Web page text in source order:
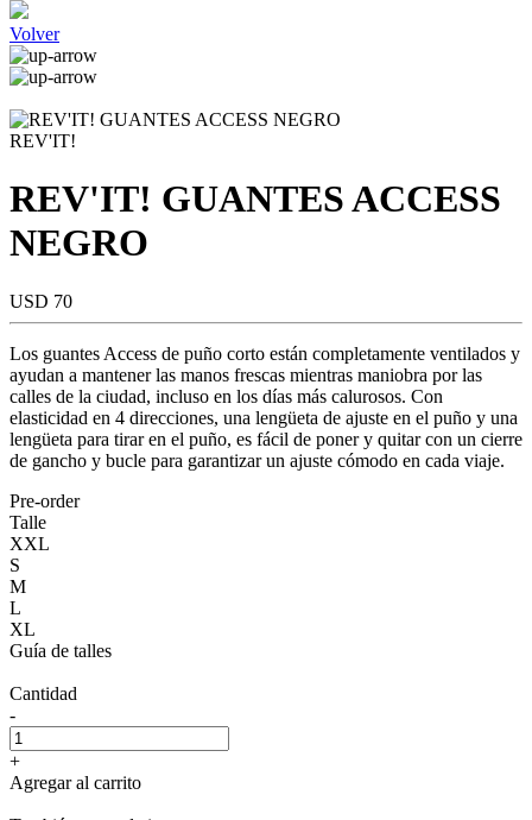
Volver
REV'IT!
REV'IT! GUANTES ACCESS
NEGRO
USD 70
Los guantes Access de puño corto están completamente ventilados y
ayudan a mantener las manos frescas mientras maniobra por las
calles de la ciudad, incluso en los días más calurosos. Con
elasticidad en 4 direcciones, una lengüeta de ajuste en el puño y una
lengüeta para tirar en el puño, es fácil de poner y quitar con un cierre
de gancho y bucle para garantizar un ajuste cómodo en cada viaje.
Pre-order
Talle
XXL
S
M
L
XL
Guía de talles
Cantidad
-
+
Agregar al carrito